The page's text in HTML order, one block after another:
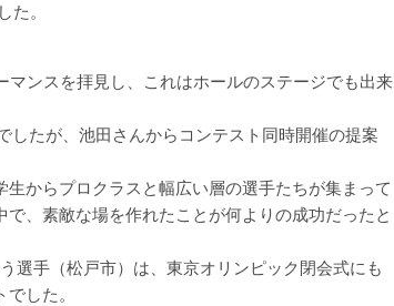
。
ンスを拝見し、これはホールのステージでも出来
たが、池田さんからコンテスト同時開催の提案
からプロクラスと幅広い層の選手たちが集まって
、素敵な場を作れたことが何よりの成功だったと
選手（松戸市）は、東京オリンピック閉会式にも
した。